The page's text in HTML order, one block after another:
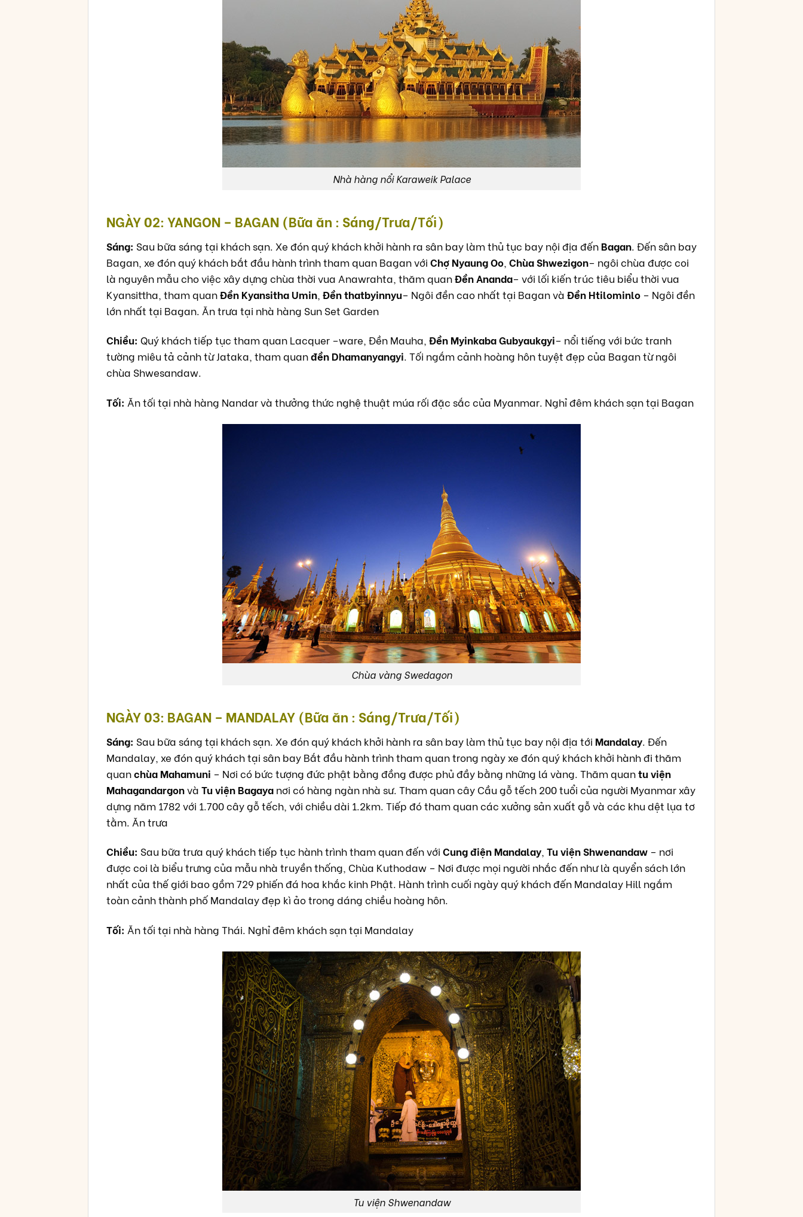
Nhà hàng nổi Karaweik Palace
NGÀY 02: YANGON – BAGAN (Bữa ăn : Sáng/Trưa/Tối)
Sáng: Sau bữa sáng tại khách sạn. Xe đón quý khách khởi hành ra sân bay làm thủ tục bay nội địa đếnBagan. Đến sân bay
Bagan, xe đón quý khách bắt đầu hành trình tham quan Bagan vớiChợ Nyaung Oo, Chùa Shwezigon– ngôi chùa được coi
là nguyên mẫu cho việc xây dựng chùa thời vua Anawrahta, thăm quanĐền Ananda– với lối kiến trúc tiêu biểu thời vua
Kyansittha, tham quanĐền Kyansitha Umin, Đền thatbyinnyu– Ngôi đền cao nhất tại Bagan vàĐền Htilominlo – Ngôi đền
lớn nhất tại Bagan. Ăn trưa tại nhà hàng Sun Set Garden
Chiều: Quý khách tiếp tục tham quan Lacquer –ware, Đền Mauha, Đền Myinkaba Gubyaukgyi– nổi tiếng với bức tranh
tường miêu tả cảnh từ Jataka, tham quanđền Dhamanyangyi. Tối ngắm cảnh hoàng hôn tuyệt đẹp của Bagan từ ngôi
chùa Shwesandaw.
Tối: Ăn tối tại nhà hàng Nandar và thưởng thức nghệ thuật múa rối đặc sắc của Myanmar. Nghỉ đêm khách sạn tại Bagan
Chùa vàng Swedagon
NGÀY 03: BAGAN – MANDALAY (Bữa ăn : Sáng/Trưa/Tối)
Sáng: Sau bữa sáng tại khách sạn. Xe đón quý khách khởi hành ra sân bay làm thủ tục bay nội địa tới Mandalay. Đến
Mandalay, xe đón quý khách tại sân bay Bắt đầu hành trình tham quan trong ngày xe đón quý khách khởi hành đi thăm
quanchùa Mahamuni – Nơi có bức tượng đức phật bằng đồng được phủ đầy bằng những lá vàng. Thăm quantu viện
MahagandargonvàTu viện Bagayanơi có hàng ngàn nhà sư. Tham quan cây Cầu gỗ tếch 200 tuổi của người Myanmar xây
dựng năm 1782 với 1.700 cây gỗ tếch, với chiều dài 1.2km. Tiếp đó tham quan các xưởng sản xuất gỗ và các khu dệt lụa tơ
tằm. Ăn trưa
Chiều: Sau bữa trưa quý khách tiếp tục hành trình tham quan đến vớiCung điện Mandalay,Tu viện Shwenandaw – nơi
được coi là biểu trưng của mẫu nhà truyền thống, Chùa Kuthodaw – Nơi được mọi người nhắc đến như là quyển sách lớn
nhất của thế giới bao gồm 729 phiến đá hoa khắc kinh Phật. Hành trình cuối ngày quý khách đến Mandalay Hill ngắm
toàn cảnh thành phố Mandalay đẹp kì ảo trong dáng chiều hoàng hôn.
Tối: Ăn tối tại nhà hàng Thái. Nghỉ đêm khách sạn tại Mandalay
Tu viện Shwenandaw